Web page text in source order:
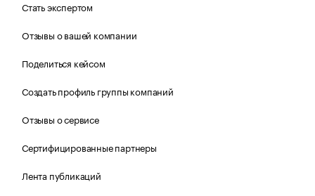
Стать экспертом
Отзывы о вашей компании
Поделиться кейсом
Создать профиль группы компаний
Отзывы о сервисе
Сертифицированные партнеры
Лента публикаций